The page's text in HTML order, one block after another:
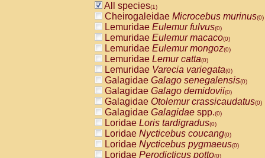
All species(1)
Cheirogaleidae Microcebus murinus(0)
Lemuridae Eulemur fulvus(0)
Lemuridae Eulemur macaco(0)
Lemuridae Eulemur mongoz(0)
Lemuridae Lemur catta(0)
Lemuridae Varecia variegata(0)
Galagidae Galago senegalensis(0)
Galagidae Galago demidovii(0)
Galagidae Otolemur crassicaudatus(0)
Galagidae Galagidae spp.(0)
Loridae Loris tardigradus(0)
Loridae Nycticebus coucang(0)
Loridae Nycticebus pygmaeus(0)
Loridae Perodicticus potto(0)